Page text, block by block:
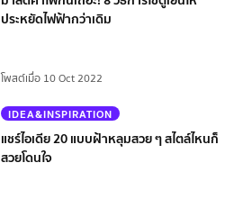
ประหยัดไฟฟ้ากว่าเดิม
โพสต์เมื่อ 10 Oct 2022
IDEA&INSPIRATION
แชร์ไอเดีย 20 แบบฝ้าหลุมสวย ๆ สไตล์ไหนก็
สวยโดนใจ